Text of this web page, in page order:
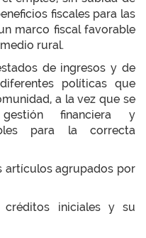
fiscales para las
marco fiscal favorable
rural.
de ingresos y de
políticas que
a la vez que se
financiera y
para la correcta
artículos agrupados por
iniciales y su